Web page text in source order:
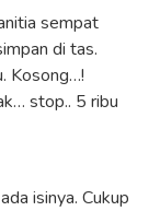
sempat
di tas.
Kosong…!
stop.. 5 ribu
isinya. Cukup